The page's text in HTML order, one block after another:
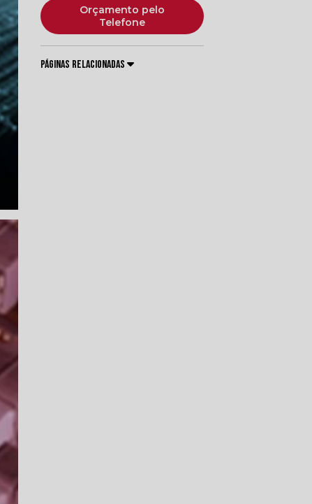
Orçamento pelo
Telefone
Páginas Relacionadas